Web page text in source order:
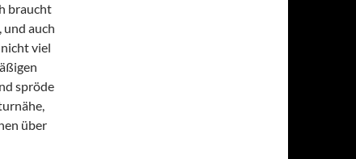
braucht
auch
viel
spröde
über